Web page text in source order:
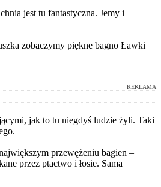
jest tu fantastyczna. Jemy i
zobaczymy piękne bagno Ławki
REKLAMA
jak to tu niegdyś ludzie żyli. Taki
przewężeniu bagien –
przez ptactwo i łosie. Sama